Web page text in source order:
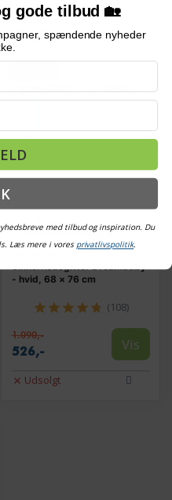
På lager
- hvid, 68 × 76 cm
(108)
1.090,-
526,- Vis
Udsolgt
gode tilbud 🏡
spændende nyheder
med tilbud og inspiration. Du
Læs mere i vores privatlivspolitik.